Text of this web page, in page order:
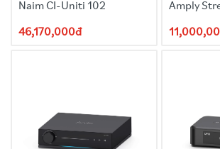
Naim CI-Uniti 102
46,170,000đ
Amply